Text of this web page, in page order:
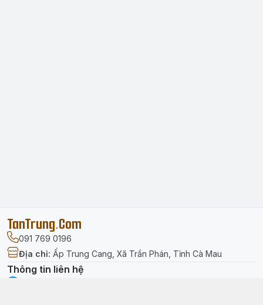
TanTrung.Com
091 769 0196
Địa chỉ: Ấp Trung Cang, Xã Trần Phán, Tỉnh Cà Mau
Thông tin liên hệ